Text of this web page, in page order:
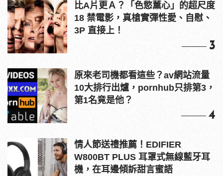
比A片更Ａ？「色慾薰心」的超尺度
18 禁電影，真槍實彈性愛、自慰、
3P 直接上！
3
原來老司機都看這些？av網站流量
10大排行出爐，pornhub只排第3，
第1名竟是他？
4
情人節送禮推薦！EDIFIER
W800BT PLUS 耳罩式無線藍牙耳
機，在耳邊傾訴甜言蜜語